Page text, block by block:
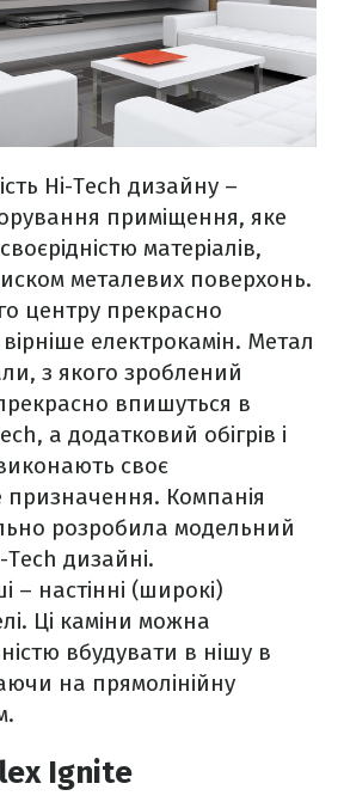
Hi-Tech дизайну –
приміщення, яке
матеріалів,
металевих поверхонь.
центру прекрасно
електрокамін. Метал
з якого зроблений
впишуться в
а додатковий обігрів і
своє
призначення. Компанія
розробила модельний
Tech дизайні.
– настінні (широкі)
Ці каміни можна
вбудувати в нішу в
на прямолінійну
Ignite